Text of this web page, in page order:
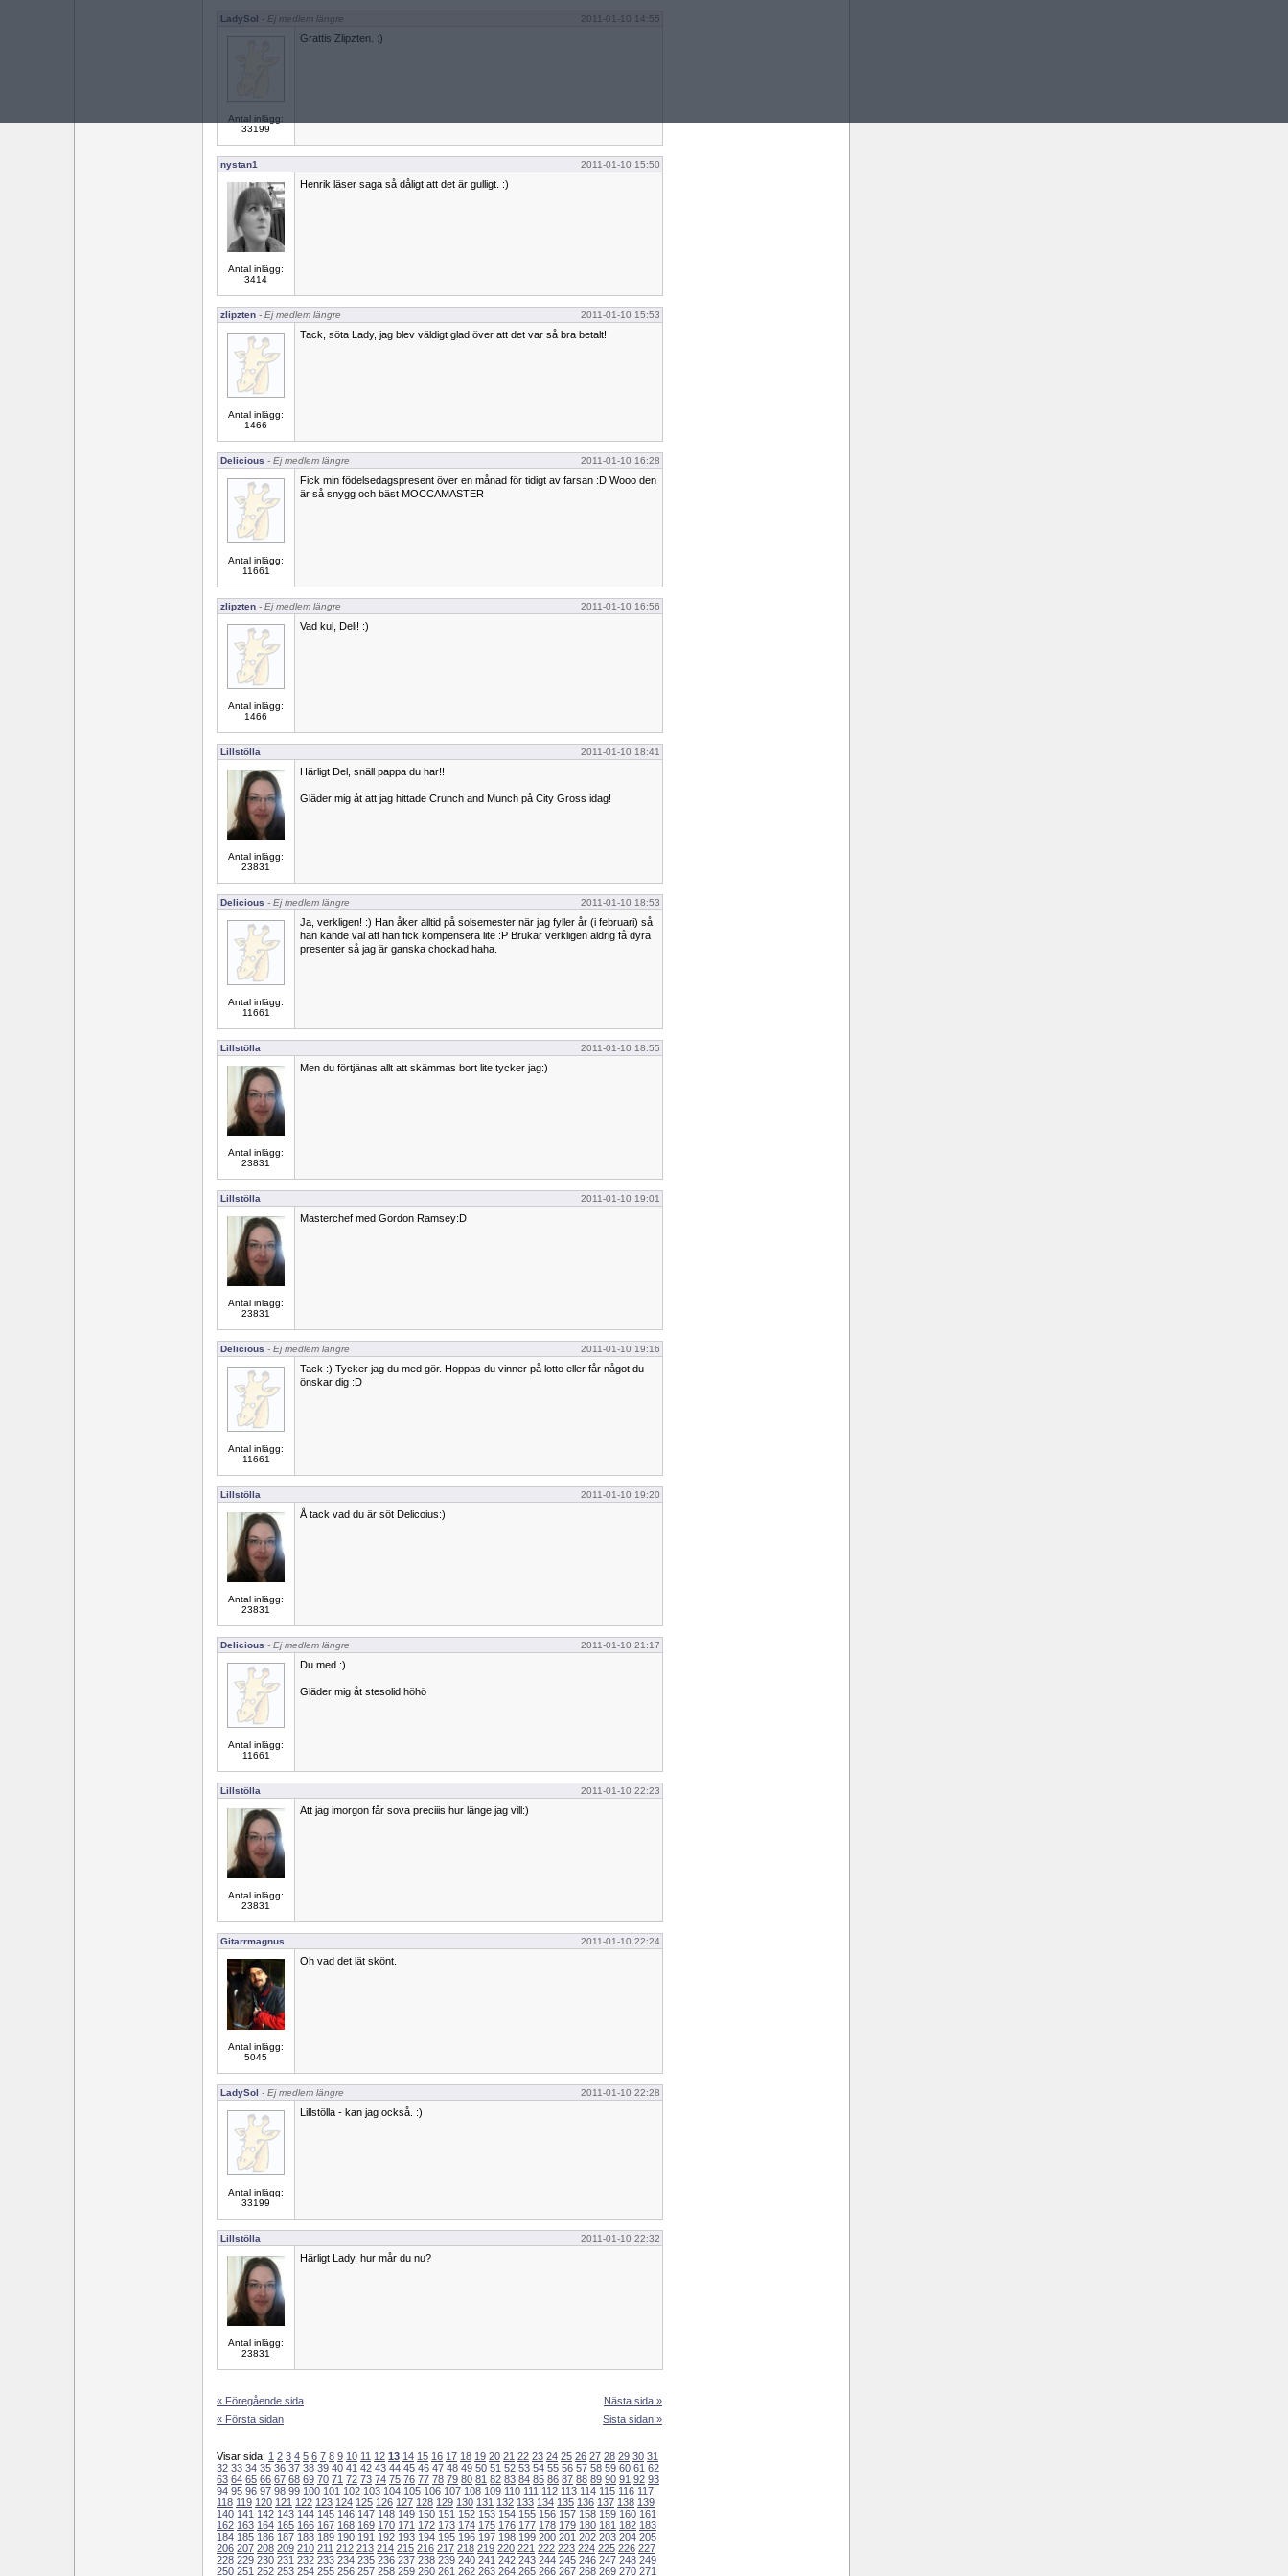
LadySol - Ej medlem längre 2011-01-10 14:55
Antal inlägg:
33199
Grattis Zlipzten. :)
nystan1 2011-01-10 15:50
Antal inlägg:
3414
Henrik läser saga så dåligt att det är gulligt. :)
zlipzten - Ej medlem längre 2011-01-10 15:53
Antal inlägg:
1466
Tack, söta Lady, jag blev väldigt glad över att det var så bra betalt!
Delicious - Ej medlem längre 2011-01-10 16:28
Antal inlägg:
11661
Fick min födelsedagspresent över en månad för tidigt av farsan :D Wooo den
är så snygg och bäst MOCCAMASTER
zlipzten - Ej medlem längre 2011-01-10 16:56
Antal inlägg:
1466
Vad kul, Deli! :)
Lillstölla 2011-01-10 18:41
Antal inlägg:
23831
Härligt Del, snäll pappa du har!!
Gläder mig åt att jag hittade Crunch and Munch på City Gross idag!
Delicious - Ej medlem längre 2011-01-10 18:53
Antal inlägg:
11661
Ja, verkligen! :) Han åker alltid på solsemester när jag fyller år (i februari) så
han kände väl att han fick kompensera lite :P Brukar verkligen aldrig få dyra
presenter så jag är ganska chockad haha.
Lillstölla 2011-01-10 18:55
Antal inlägg:
23831
Men du förtjänas allt att skämmas bort lite tycker jag:)
Lillstölla 2011-01-10 19:01
Antal inlägg:
23831
Masterchef med Gordon Ramsey:D
Delicious - Ej medlem längre 2011-01-10 19:16
Antal inlägg:
11661
Tack :) Tycker jag du med gör. Hoppas du vinner på lotto eller får något du
önskar dig :D
Lillstölla 2011-01-10 19:20
Antal inlägg:
23831
Å tack vad du är söt Delicoius:)
Delicious - Ej medlem längre 2011-01-10 21:17
Antal inlägg:
11661
Du med :)
Gläder mig åt stesolid höhö
Lillstölla 2011-01-10 22:23
Antal inlägg:
23831
Att jag imorgon får sova preciiis hur länge jag vill:)
Gitarrmagnus 2011-01-10 22:24
Antal inlägg:
5045
Oh vad det lät skönt.
LadySol - Ej medlem längre 2011-01-10 22:28
Antal inlägg:
33199
Lillstölla - kan jag också. :)
Lillstölla 2011-01-10 22:32
Antal inlägg:
23831
Härligt Lady, hur mår du nu?
« Föregående sida
« Första sidan
Nästa sida »
Sista sidan »
Visar sida: 1 2 3 4 5 6 7 8 9 10 11 12 13 14 15 16 17 18 19 20 21 22 23 24 25 26 27 28 29 30 31
32 33 34 35 36 37 38 39 40 41 42 43 44 45 46 47 48 49 50 51 52 53 54 55 56 57 58 59 60 61 62
63 64 65 66 67 68 69 70 71 72 73 74 75 76 77 78 79 80 81 82 83 84 85 86 87 88 89 90 91 92 93
94 95 96 97 98 99 100 101 102 103 104 105 106 107 108 109 110 111 112 113 114 115 116 117
118 119 120 121 122 123 124 125 126 127 128 129 130 131 132 133 134 135 136 137 138 139
140 141 142 143 144 145 146 147 148 149 150 151 152 153 154 155 156 157 158 159 160 161
162 163 164 165 166 167 168 169 170 171 172 173 174 175 176 177 178 179 180 181 182 183
184 185 186 187 188 189 190 191 192 193 194 195 196 197 198 199 200 201 202 203 204 205
206 207 208 209 210 211 212 213 214 215 216 217 218 219 220 221 222 223 224 225 226 227
228 229 230 231 232 233 234 235 236 237 238 239 240 241 242 243 244 245 246 247 248 249
250 251 252 253 254 255 256 257 258 259 260 261 262 263 264 265 266 267 268 269 270 271